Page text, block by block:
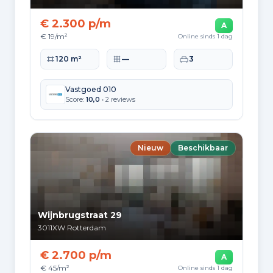
2010 tot 2020 5.469
3.475
Energie en duurzaamheid
Energielabelverdeling
Label A Label C
71.907
27.838
Label D
26.618
Label E
25.314
Label F
€ 2.300 p/m
€ 19/m²
A
Online sinds 1 dag
Woonoppervlakte
120 m² Perceeloppervlakte
— Slaapkamers
3
Vastgoed 010
Score: 10,0 • 2 reviews
Nieuw Beschikbaar
Wijnbrugstraat 29
3011XW Rotterdam
€ 2.700 p/m
€ 45/m²
A
Online sinds 1 dag